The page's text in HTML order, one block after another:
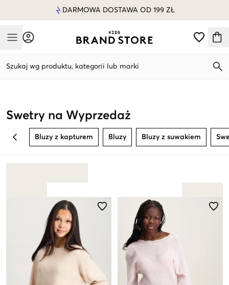
DARMOWA DOSTAWA OD 199 ZŁ
Mobile Menu
Szukaj wg produktu, kategorii lub marki
Swetry na Wyprzedaż
BACK Bluzy z kapturem Bluzy Bluzy z suwakiem